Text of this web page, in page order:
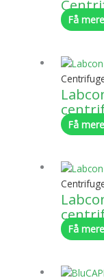
Få
Få
Få